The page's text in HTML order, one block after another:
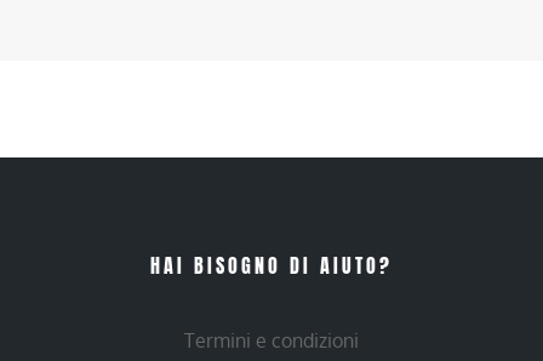
HAI BISOGNO DI AIUTO?
Termini e condizioni